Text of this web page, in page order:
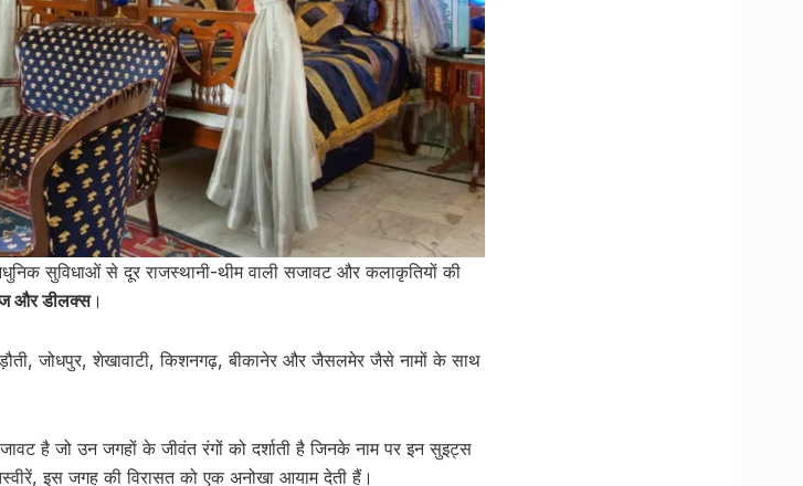
सुविधाओं से दूर राजस्थानी-थीम वाली सजावट और कलाकृतियों की
और डीलक्स।
जोधपुर, शेखावाटी, किशनगढ़, बीकानेर और जैसलमेर जैसे नामों के साथ
है जो उन जगहों के जीवंत रंगों को दर्शाती है जिनके नाम पर इन सुइट्स
इस जगह की विरासत को एक अनोखा आयाम देती हैं।